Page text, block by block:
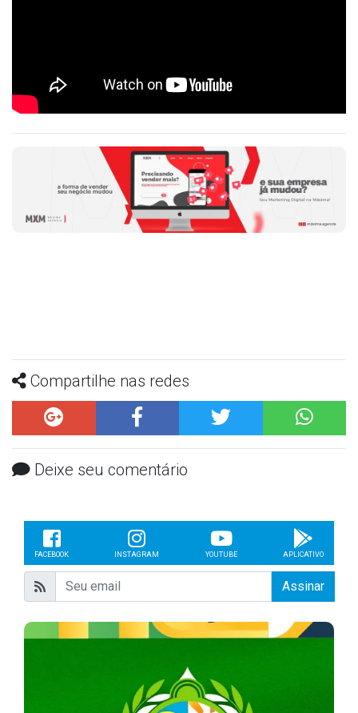
Compartilhe nas redes
Deixe seu comentário
FACEBOOK INSTAGRAM YOUTUBE APLICATIVO
Assinar